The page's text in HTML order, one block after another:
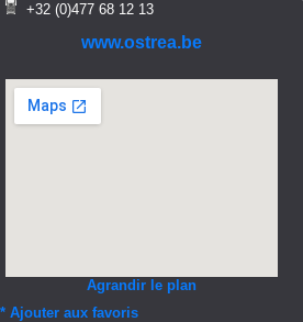
+32 (0)477 68 12 13
www.ostrea.be
Agrandir le plan
* Ajouter aux favoris